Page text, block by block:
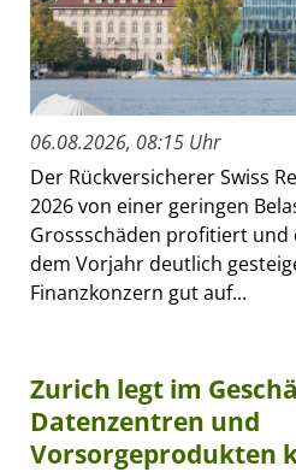
06.08.2026, 08:15 Uhr
Der Rückversicherer Swiss
2026 von einer geringen
Grossschäden profitiert und
dem Vorjahr deutlich
Finanzkonzern gut auf...
Zurich legt im
Datenzentren und
Vorsorgeprodukten